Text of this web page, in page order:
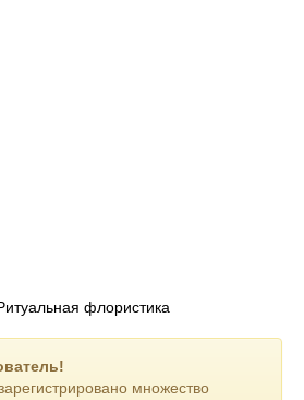
флористика
множество